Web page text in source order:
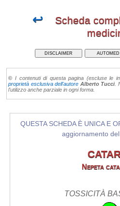
↩ Scheda
DISCLAIMER AUTOMED
© I contenuti di questa pagina (escluse le
proprietà esclusiva dell'autore Alberto Tucci .
l'utilizzo anche parziale in ogni forma.
QUESTA SCHEDA È UNICA E
aggiornamento
Nepeta
TOSSICITÀ